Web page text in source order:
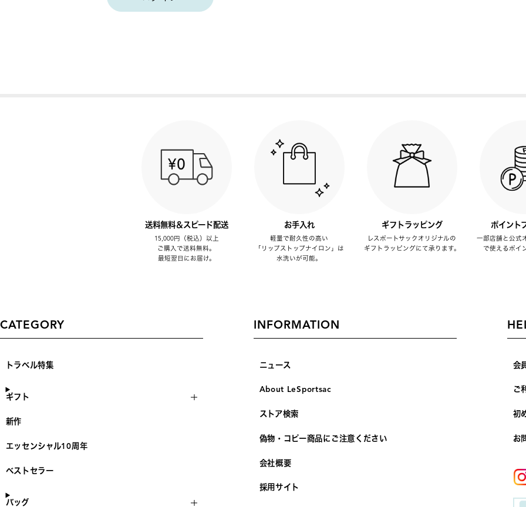
送料無料＆スピード配送
15,000円（税込）以上
ご購入で送料無料。
最短翌日にお届け。
お手入れ
軽量で耐久性の高い
「リップストップナイロン」は
水洗いが可能。
ギフトラッピング
レスポートサックオリジナルの
ギフトラッピングにて承ります。
ポイント
一部店舗と公式
で使えるポイ
CATEGORY
トラベル特集
ギフト
新作
エッセンシャル10周年
ベストセラー
バッグ
INFORMATION
ニュース
About LeSportsac
ストア検索
偽物・コピー商品にご注意ください
会社概要
採用サイト
会
ご
初
お